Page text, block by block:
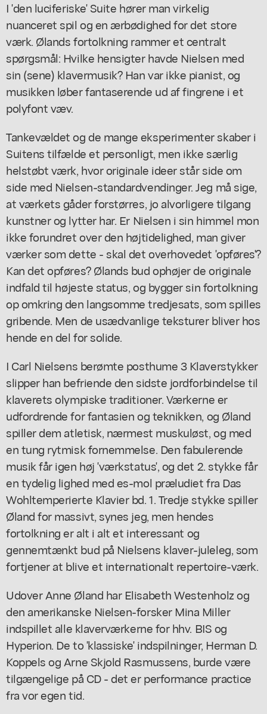
I 'den luciferiske' Suite hører man virkelig
nuanceret spil og en ærbødighed for det store
værk. Ølands fortolkning rammer et centralt
spørgsmål: Hvilke hensigter havde Nielsen med
sin (sene) klavermusik? Han var ikke pianist, og
musikken løber fantaserende ud af fingrene i et
polyfont væv.
Tankevældet og de mange eksperimenter skaber i
Suitens tilfælde et personligt, men ikke særlig
helstøbt værk, hvor originale ideer står side om
side med Nielsen-standardvendinger. Jeg må sige,
at værkets gåder forstørres, jo alvorligere tilgang
kunstner og lytter har. Er Nielsen i sin himmel mon
ikke forundret over den højtidelighed, man giver
værker som dette - skal det overhovedet 'opføres'?
Kan det opføres? Ølands bud ophøjer de originale
indfald til højeste status, og bygger sin fortolkning
op omkring den langsomme tredjesats, som spilles
gribende. Men de usædvanlige teksturer bliver hos
hende en del for solide.
I Carl Nielsens berømte posthume 3 Klaverstykker
slipper han befriende den sidste jordforbindelse til
klaverets olympiske traditioner. Værkerne er
udfordrende for fantasien og teknikken, og Øland
spiller dem atletisk, nærmest muskuløst, og med
en tung rytmisk fornemmelse. Den fabulerende
musik får igen høj 'værkstatus', og det 2. stykke får
en tydelig lighed med es-mol præludiet fra Das
Wohltemperierte Klavier bd. 1. Tredje stykke spiller
Øland for massivt, synes jeg, men hendes
fortolkning er alt i alt et interessant og
gennemtænkt bud på Nielsens klaver-juleleg, som
fortjener at blive et internationalt repertoire-værk.
Udover Anne Øland har Elisabeth Westenholz og
den amerikanske Nielsen-forsker Mina Miller
indspillet alle klaverværkerne for hhv. BIS og
Hyperion. De to 'klassiske' indspilninger, Herman D.
Koppels og Arne Skjold Rasmussens, burde være
tilgængelige på CD - det er performance practice
fra vor egen tid.